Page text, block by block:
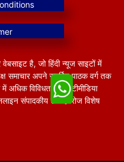
है, जो हिंदी न्यूज साइटों में
समाचार अपने समर्पित पाठक वर्ग तक
विविधतापूर्ण मल्टीमीडिया
संपादकीय टीम हररोज विशेष